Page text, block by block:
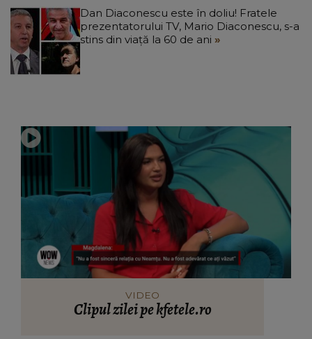
Dan Diaconescu este în doliu! Fratele
prezentatorului TV, Mario Diaconescu, s-a
stins din viață la 60 de ani
VIDEO
Clipul zilei pe kfetele.ro